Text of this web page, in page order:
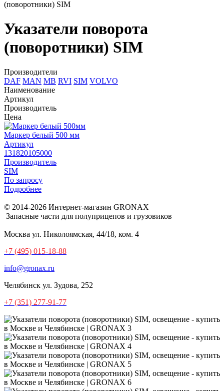
(поворотники) SIM
Указатели поворота
(поворотники) SIM
Производители
DAF MAN MB RVI SIM VOLVO
Наименование
Артикул
Производитель
Цена
Маркер белый 500 мм
Артикул
131820105000
Производитель
SIM
По запросу
Подробнее
© 2014-2026 Интернет-магазин GRONAX
Запасные части для полуприцепов и грузовиков
Москва ул. Николоямская, 44/18, ком. 4
+7 (495) 015-18-88
info@gronax.ru
Челябинск ул. Зудова, 252
+7 (351) 277-91-77